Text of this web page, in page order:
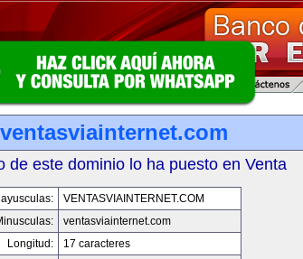
ventasviainternet.com
de este dominio lo ha puesto en Venta
VENTASVIAINTERNET.COM
ventasviainternet.com
Longitud:
17 caracteres